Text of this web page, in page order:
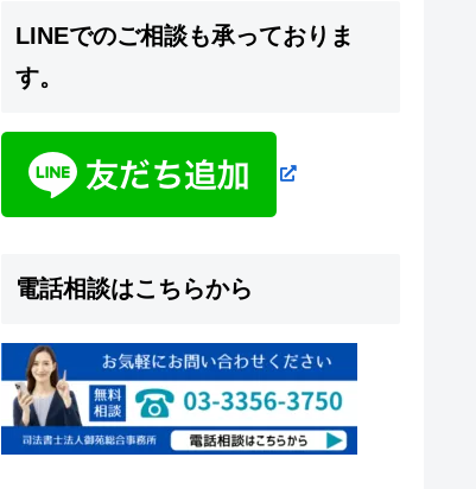
LINEでのご相談も承っておりま
す。
電話相談はこちらから